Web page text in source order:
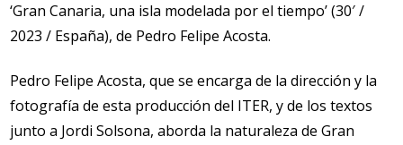
‘Gran Canaria, una isla modelada por el tiempo’ (30′ /
2023 / España), de Pedro Felipe Acosta.
Pedro Felipe Acosta, que se encarga de la dirección y la
fotografía de esta producción del ITER, y de los textos
junto a Jordi Solsona, aborda la naturaleza de Gran